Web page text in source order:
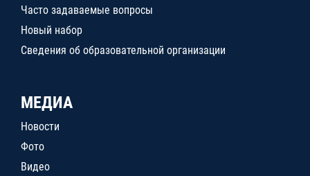
Часто задаваемые вопросы
Новый набор
Сведения об образовательной организации
МЕДИА
Новости
Фото
Видео